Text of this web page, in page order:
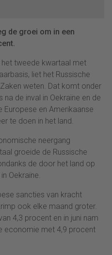
de groei om in een
het tweede kwartaal met
liet het Russische
weten. Dat komt onder
de inval in Oekraïne en de
Europese en Amerikaanse
te doen in het land.
neergang
groeide de Russische
de door het land op
Oekraïne.
sancties van kracht
ook elke maand groter.
4,3 procent en in juni nam
economie met 4,9 procent